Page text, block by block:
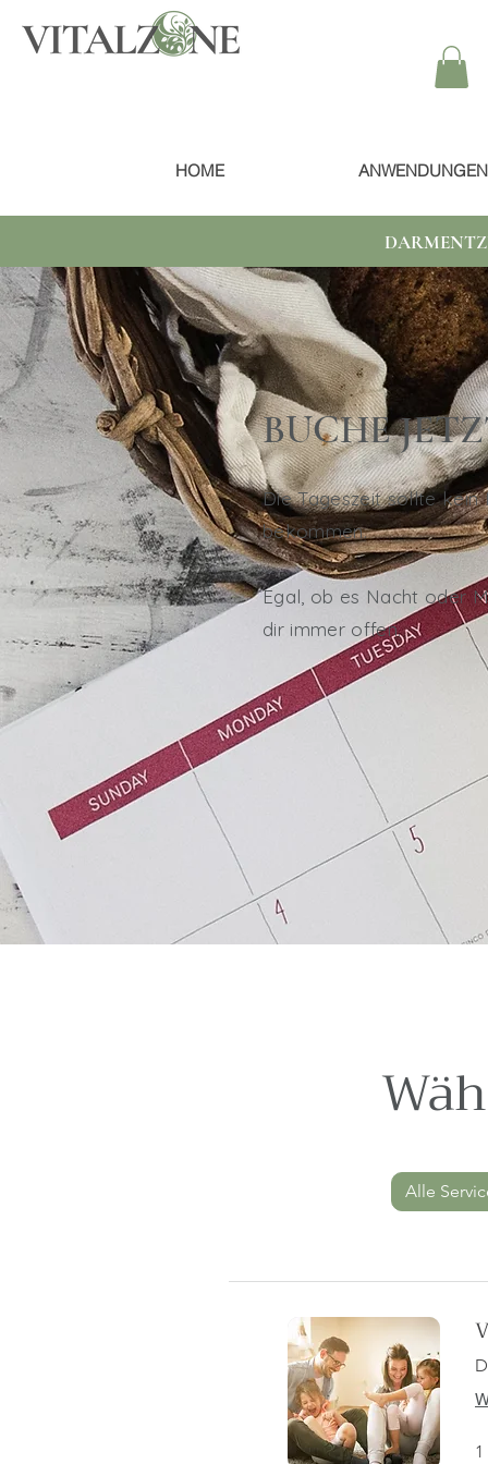
HOME ANWENDUNGEN
BUCHE
Die Tageszeit sollte kein
bekommen.
Egal, ob es Nacht oder
dir immer offen.
Alle